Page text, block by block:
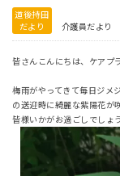
実践報告
道後持田
だより
介護員だより
皆さんこんにちは、ケアプ
梅雨がやってきて毎日ジメ
の送迎時に綺麗な紫陽花が
皆様いかがお過ごしでしょ